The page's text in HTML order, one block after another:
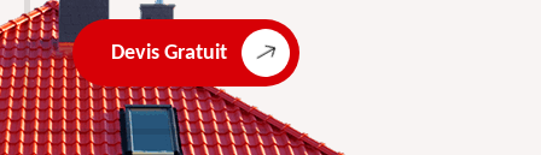
Devis Gratuit